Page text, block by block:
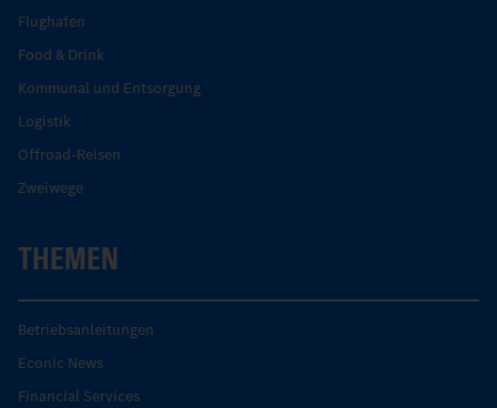
Flughafen
Food & Drink
Kommunal und Entsorgung
Logistik
Offroad-Reisen
Zweiwege
THEMEN
Betriebsanleitungen
Econic News
Financial Services